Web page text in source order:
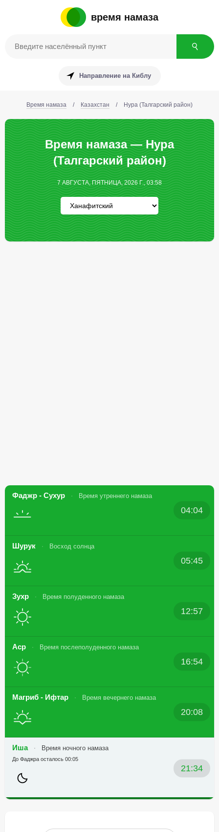
время намаза
Направление на Киблу
Время намаза / Казахстан / Нура (Талгарский район)
Время намаза — Нура
(Талгарский район)
7 АВГУСТА, ПЯТНИЦА, 2026 Г., 03:58
Фаджр - Сухур Время утреннего намаза
04:04
Шурук Восход солнца
05:45
Зухр Время полуденного намаза
12:57
Аср Время послеполуденного намаза
16:54
Магриб - Ифтар Время вечернего намаза
20:08
Иша Время ночного намаза
21:34
До Фаджра осталось 00:05